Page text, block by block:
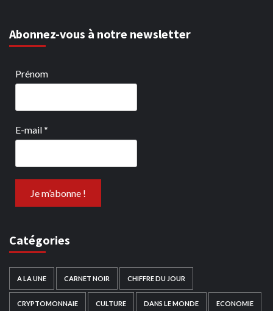
Abonnez-vous à notre newsletter
Prénom
E-mail*
Catégories
A LA UNE CARNET NOIR CHIFFRE DU JOUR
CRYPTOMONNAIE CULTURE DANS LE MONDE ECONOMIE